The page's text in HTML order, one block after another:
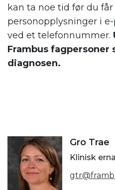
kan ta noe tid før du
personopplysninger i
ved et telefonnummer.
Frambus fagpersoner
diagnosen.
Gro Trae
Klinisk